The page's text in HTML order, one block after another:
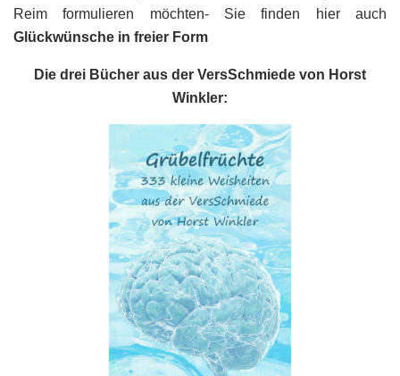
Reim formulieren möchten- Sie finden hier auch
Glückwünsche in freier Form
Die drei Bücher aus der VersSchmiede von Horst
Winkler: